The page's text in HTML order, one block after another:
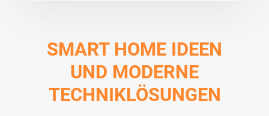
SMART HOME IDEEN
UND MODERNE
TECHNIKLÖSUNGEN